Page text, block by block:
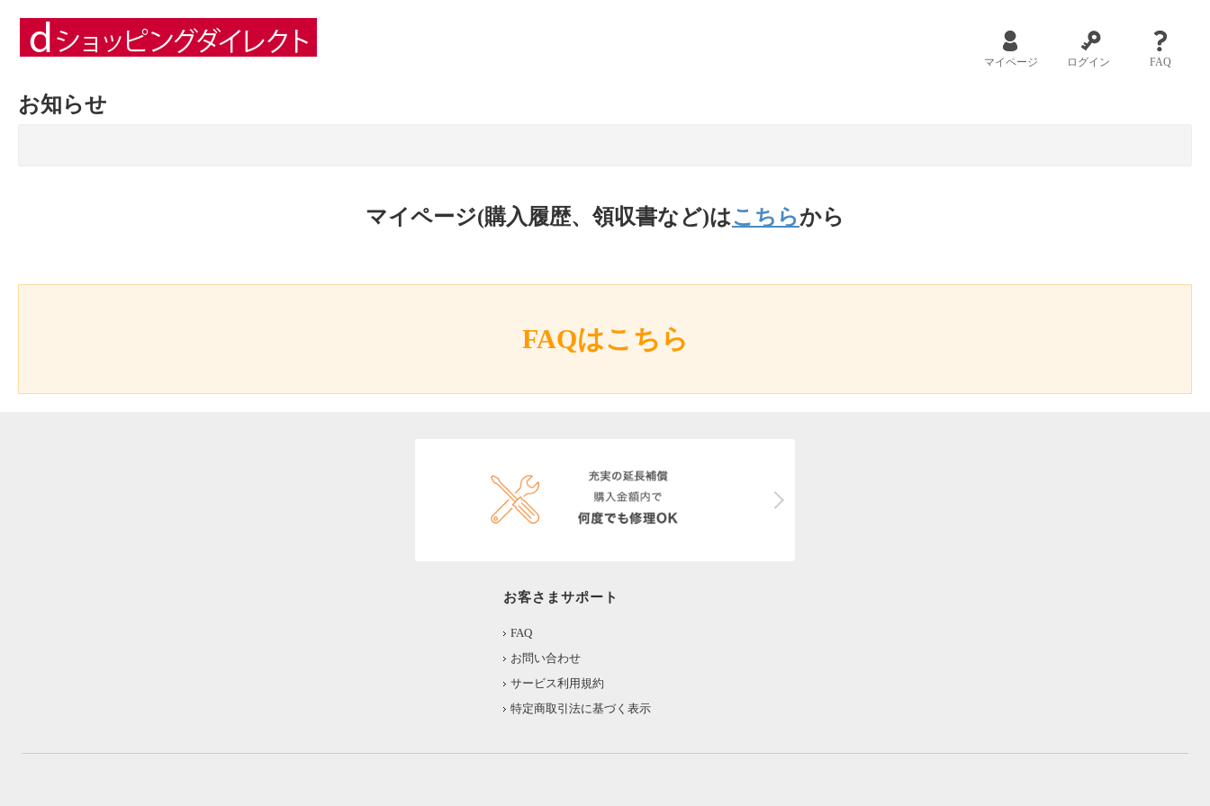
マイページ ログイン FAQ
お知らせ
マイページ(購入履歴、領収書など)はこちらから
FAQはこちら
お客さまサポート
FAQ
お問い合わせ
サービス利用規約
特定商取引法に基づく表示